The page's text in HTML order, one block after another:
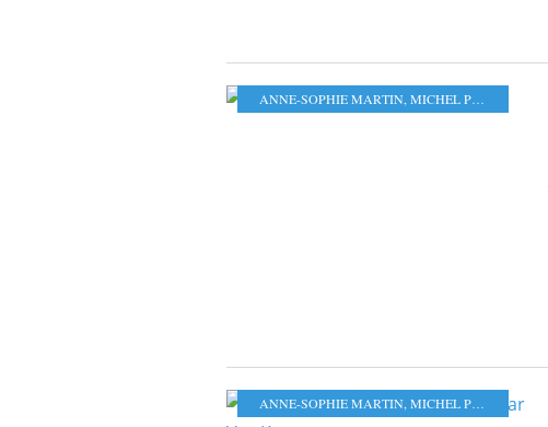
ANNE-SOPHIE MARTIN, MICHEL PIERRE
ANNE-SOPHIE MARTIN, MICHEL PIERRE